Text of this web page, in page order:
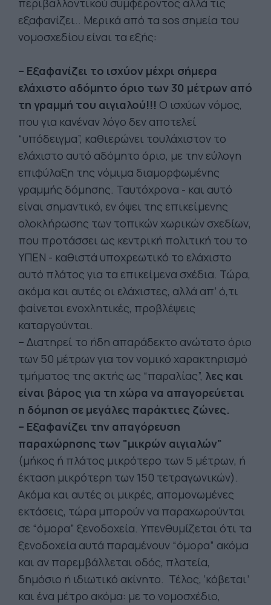
περιβαλλοντικού συμφέροντος αλλά τις
εξαφανίζει.. Μερικά από τα sos σημεία του
νομοσχεδίου είναι τα εξής:
– Εξαφανίζει το ισχύον μέχρι σήμερα
ελάχιστο αδόμητο όριο των 30 μέτρων από
τη γραμμή του αιγιαλού!!! O ισχύων νόμος,
που για κανέναν λόγο δεν αποτελεί
“υπόδειγμα”, καθιερώνει τουλάχιστον το
ελάχιστο αυτό αδόμητο όριο, με την εύλογη
επιφύλαξη της νόμιμα διαμορφωμένης
γραμμής δόμησης. Ταυτόχρονα - και αυτό
είναι σημαντικό, εν όψει της επικείμενης
ολοκλήρωσης των τοπικών χωρικών σχεδίων,
που προτάσσει ως κεντρική πολιτική του το
ΥΠΕΝ - καθιστά υποχρεωτικό το ελάχιστο
αυτό πλάτος για τα επικείμενα σχέδια. Τώρα,
ακόμα και αυτές οι ελάχιστες, αλλά απ’ ό,τι
φαίνεται ενοχλητικές, προβλέψεις
καταργούνται.
– Διατηρεί το ήδη απαράδεκτο ανώτατο όριο
των 50 μέτρων για τον νομικό χαρακτηρισμό
τμήματος της ακτής ως “παραλίας”, λες και
είναι βάρος για τη χώρα να απαγορεύεται
η δόμηση σε μεγάλες παράκτιες ζώνες.
– Εξαφανίζει την απαγόρευση
παραχώρησης των "μικρών αιγιαλών"
(μήκος ή πλάτος μικρότερο των 5 μέτρων, ή
έκταση μικρότερη των 150 τετραγωνικών).
Ακόμα και αυτές οι μικρές, απομονωμένες
εκτάσεις, τώρα μπορούν να παραχωρούνται
σε “όμορα” ξενοδοχεία. Υπενθυμίζεται ότι τα
ξενοδοχεία αυτά παραμένουν “όμορα” ακόμα
και αν παρεμβάλλεται οδός, πλατεία,
δημόσιο ή ιδιωτικό ακίνητο. Τέλος, ‘κόβεται’
και ένα μέτρο ακόμα: με το νομοσχέδιο,